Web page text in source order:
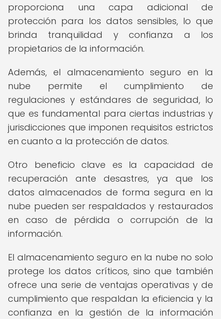
proporciona una capa adicional de
protección para los datos sensibles, lo que
brinda tranquilidad y confianza a los
propietarios de la información.
Además, el almacenamiento seguro en la
nube permite el cumplimiento de
regulaciones y estándares de seguridad, lo
que es fundamental para ciertas industrias y
jurisdicciones que imponen requisitos estrictos
en cuanto a la protección de datos.
Otro beneficio clave es la capacidad de
recuperación ante desastres, ya que los
datos almacenados de forma segura en la
nube pueden ser respaldados y restaurados
en caso de pérdida o corrupción de la
información.
El almacenamiento seguro en la nube no solo
protege los datos críticos, sino que también
ofrece una serie de ventajas operativas y de
cumplimiento que respaldan la eficiencia y la
confianza en la gestión de la información